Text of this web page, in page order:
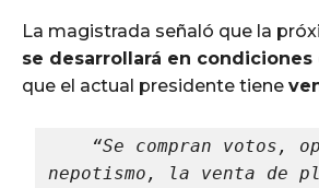
La magistrada señaló que la
se desarrollará en
que el actual presidente tiene
“Se compran votos,
nepotismo, la venta de